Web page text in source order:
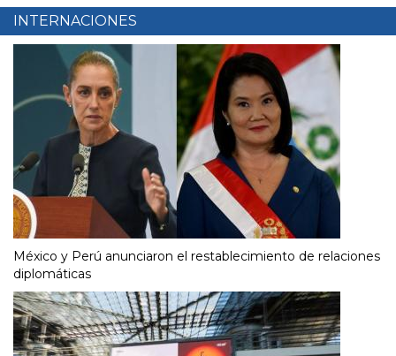
INTERNACIONES
México y Perú anunciaron el restablecimiento de relaciones
diplomáticas